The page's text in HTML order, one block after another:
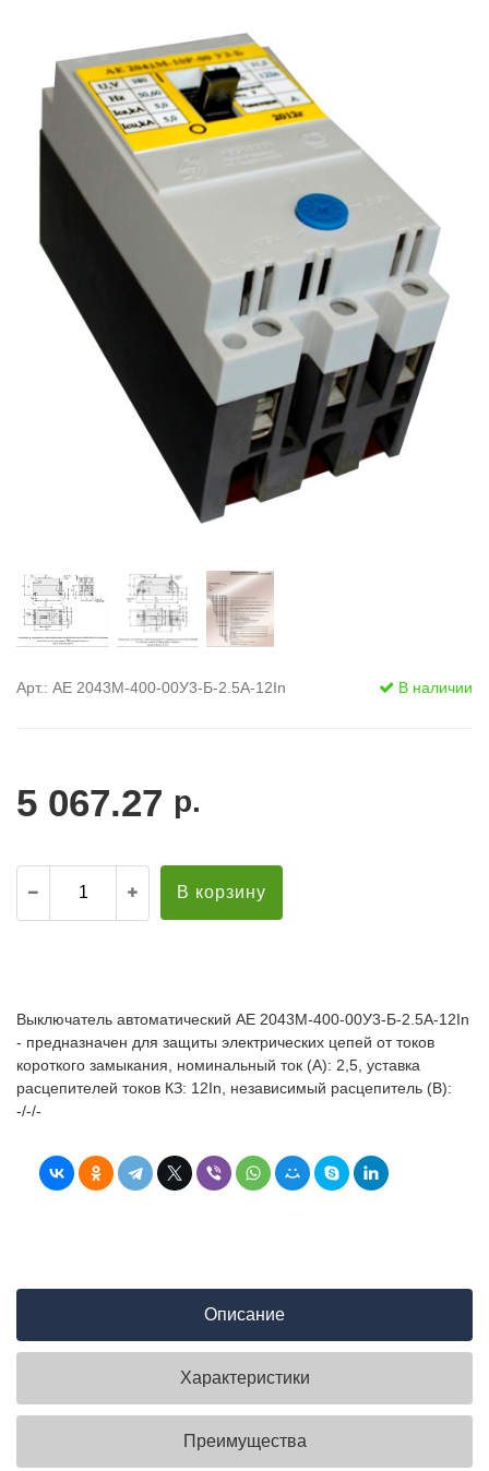
диэлектрические
Стремянки с
Стремянки с
опорой
Ширмы
РЗА (шторы)
Штендеры
Щиты
Арт.: АЕ 2043М-400-00У3-Б-2.5А-12In В наличии
5 067.27 р.
В корзину
Выключатель автоматический АЕ 2043М-400-00У3-Б-2.5А-12In
- предназначен для защиты электрических цепей от токов
короткого замыкания, номинальный ток (А): 2,5, уставка
расцепителей токов КЗ: 12In, независимый расцепитель (В):
-/-/-
Описание
Характеристики
Преимущества